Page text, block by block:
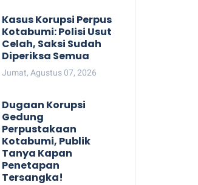
Kasus Korupsi Perpus
Kotabumi: Polisi Usut
Celah, Saksi Sudah
Diperiksa Semua
Jumat, Agustus 07, 2026
Dugaan Korupsi
Gedung
Perpustakaan
Kotabumi, Publik
Tanya Kapan
Penetapan
Tersangka!